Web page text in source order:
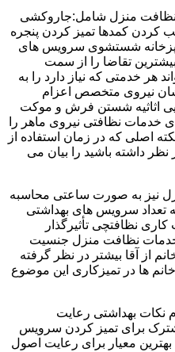
منزل شامل:جاروکشی
کمدها تمیز کردن پنجره
شستشوی سرویس های
تقاضا را از سمت
هر خدمتی که نیاز دارد را به
نیروی متخصص اعزام
اثاثیه شستن فرش و موکت
نظافتی نیروی ماهر را
اصلی که در زمان استفاده از
داشته باشید را بیان می
نیز به صورت ساعتی محاسبه
سرویس های بهداشتی
نظافتچی تأثیرگذار
نظافت منزل جنسیت
از آقا بیشتر در نظر گرفته
ها در تمیزکاری این موضوع
نکات بهداشتی رعایت
برای تمیز کردن سرویس
معیار برای رعایت اصول